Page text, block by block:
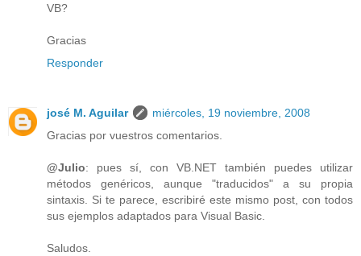
VB?
Gracias
Responder
josé M. Aguilar
miércoles, 19 noviembre, 2008
Gracias por vuestros comentarios.
@Julio: pues sí, con VB.NET también puedes utilizar
métodos genéricos, aunque "traducidos" a su propia
sintaxis. Si te parece, escribiré este mismo post, con todos
sus ejemplos adaptados para Visual Basic.
Saludos.